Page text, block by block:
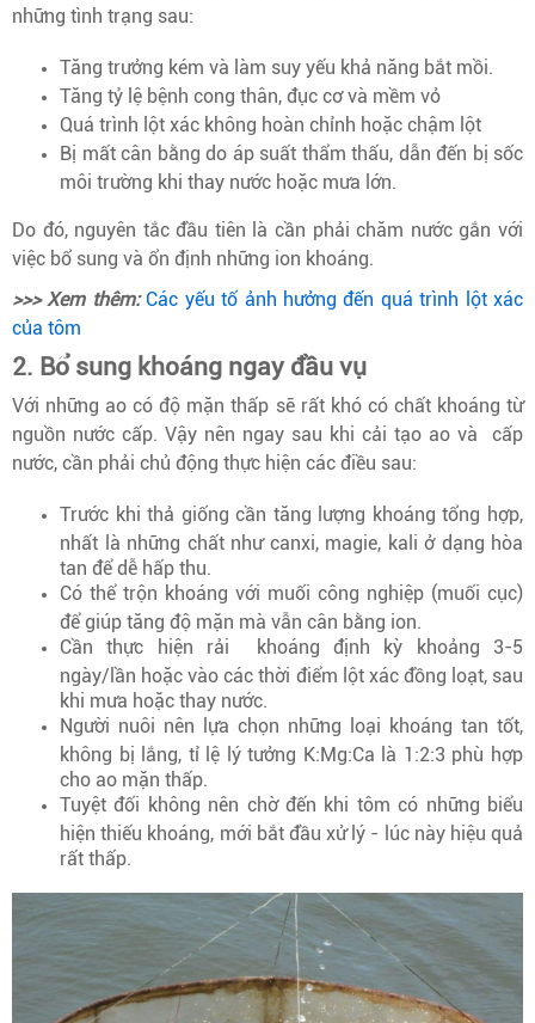
những tình trạng sau:
Tăng trưởng kém và làm suy yếu khả năng bắt mồi.
Tăng tỷ lệ bệnh cong thân, đục cơ và mềm vỏ
Quá trình lột xác không hoàn chỉnh hoặc chậm lột
Bị mất cân bằng do áp suất thẩm thấu, dẫn đến bị sốc
môi trường khi thay nước hoặc mưa lớn.
Do đó, nguyên tắc đầu tiên là cần phải chăm nước gắn với
việc bổ sung và ổn định những ion khoáng.
>>> Xem thêm: Các yếu tố ảnh hưởng đến quá trình lột xác
của tôm
2. Bổ sung khoáng ngay đầu vụ
Với những ao có độ mặn thấp sẽ rất khó có chất khoáng từ
nguồn nước cấp. Vậy nên ngay sau khi cải tạo ao và cấp
nước, cần phải chủ động thực hiện các điều sau:
Trước khi thả giống cần tăng lượng khoáng tổng hợp,
nhất là những chất như canxi, magie, kali ở dạng hòa
tan để dễ hấp thu.
Có thể trộn khoáng với muối công nghiệp (muối cục)
để giúp tăng độ mặn mà vẫn cân bằng ion.
Cần thực hiện rải khoáng định kỳ khoảng 3-5
ngày/lần hoặc vào các thời điểm lột xác đồng loạt, sau
khi mưa hoặc thay nước.
Người nuôi nên lựa chọn những loại khoáng tan tốt,
không bị lắng, tỉ lệ lý tưởng K:Mg:Ca là 1:2:3 phù hợp
cho ao mặn thấp.
Tuyệt đối không nên chờ đến khi tôm có những biểu
hiện thiếu khoáng, mới bắt đầu xử lý - lúc này hiệu quả
rất thấp.